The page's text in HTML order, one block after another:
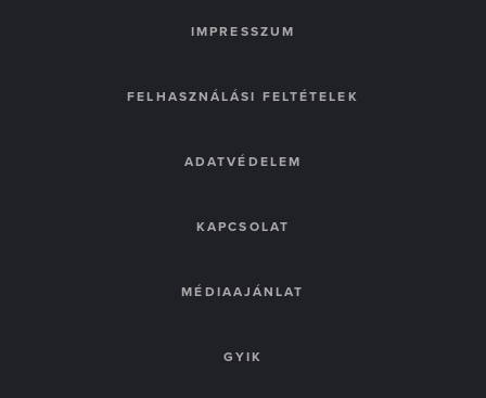
IMPRESSZUM
FELHASZNÁLÁSI FELTÉTELEK
ADATVÉDELEM
KAPCSOLAT
MÉDIAAJÁNLAT
GYIK